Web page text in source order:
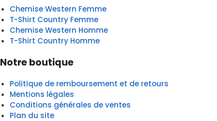
Chemise Western Femme
T-Shirt Country Femme
Chemise Western Homme
T-Shirt Country Homme
Notre boutique
Politique de remboursement et de retours
Mentions légales
Conditions générales de ventes
Plan du site